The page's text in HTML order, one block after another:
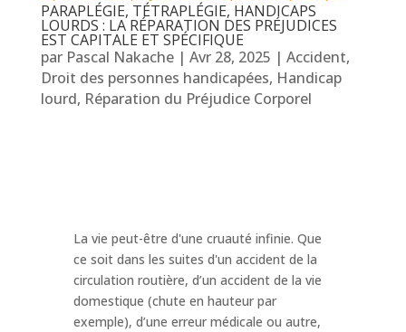
PARAPLÉGIE, TÉTRAPLÉGIE, HANDICAPS
LOURDS : LA RÉPARATION DES PRÉJUDICES
EST CAPITALE ET SPÉCIFIQUE
par Pascal Nakache| Avr 28, 2025 | Accident,
Droit des personnes handicapées, Handicap
lourd, Réparation du Préjudice Corporel
La vie peut-être d'une cruauté infinie. Que
ce soit dans les suites d'un accident de la
circulation routière, d’un accident de la vie
domestique (chute en hauteur par
exemple), d’une erreur médicale ou autre,